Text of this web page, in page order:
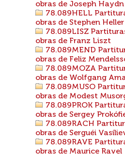
obras de Joseph Haydn
78.089HELL
obras de Stephen Heller
78.089LISZ
obras de Franz Liszt
78.089MEND
obras de Feliz
78.089MOZA
obras de Wolfgang
78.089MUSO
obras de Modest
78.089PROK
obras de Sergey
78.089RACH
obras de Serguéi
78.089RAVE
obras de Maurice Ravel